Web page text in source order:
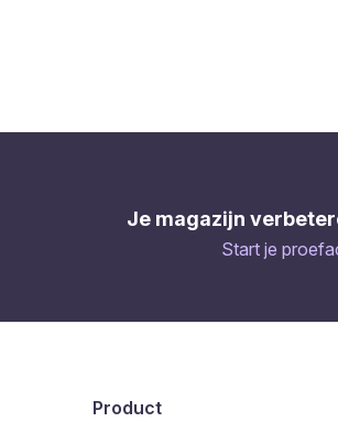
Je magazijn
Start je
Product